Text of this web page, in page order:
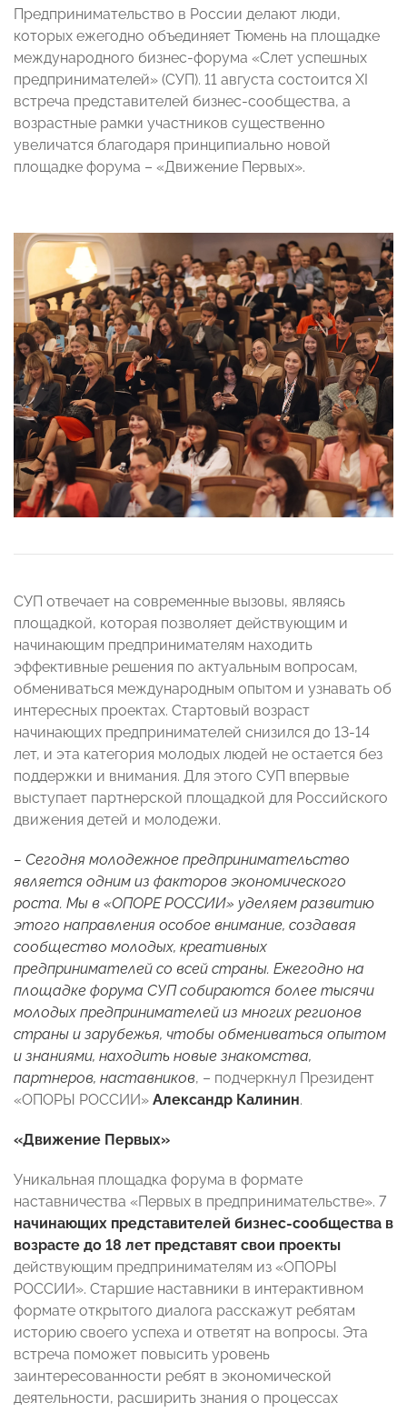
Предпринимательство в России делают люди,
которых ежегодно объединяет Тюмень на площадке
международного бизнес-форума «Слет успешных
предпринимателей» (СУП). 11 августа состоится XI
встреча представителей бизнес-сообщества, а
возрастные рамки участников существенно
увеличатся благодаря принципиально новой
площадке форума – «Движение Первых».
СУП отвечает на современные вызовы, являясь
площадкой, которая позволяет действующим и
начинающим предпринимателям находить
эффективные решения по актуальным вопросам,
обмениваться международным опытом и узнавать об
интересных проектах. Стартовый возраст
начинающих предпринимателей снизился до 13-14
лет, и эта категория молодых людей не остается без
поддержки и внимания. Для этого СУП впервые
выступает партнерской площадкой для Российского
движения детей и молодежи.
– Сегодня молодежное предпринимательство
является одним из факторов экономического
роста. Мы в «ОПОРЕ РОССИИ» уделяем развитию
этого направления особое внимание, создавая
сообщество молодых, креативных
предпринимателей со всей страны. Ежегодно на
площадке форума СУП собираются более тысячи
молодых предпринимателей из многих регионов
страны и зарубежья, чтобы обмениваться опытом
и знаниями, находить новые знакомства,
партнеров, наставников, – подчеркнул Президент
«ОПОРЫ РОССИИ» Александр Калинин.
«Движение Первых»
Уникальная площадка форума в формате
наставничества «Первых в предпринимательстве». 7
начинающих представителей бизнес-сообщества в
возрасте до 18 лет представят свои проекты
действующим предпринимателям из «ОПОРЫ
РОССИИ». Старшие наставники в интерактивном
формате открытого диалога расскажут ребятам
историю своего успеха и ответят на вопросы. Эта
встреча поможет повысить уровень
заинтересованности ребят в экономической
деятельности, расширить знания о процессах